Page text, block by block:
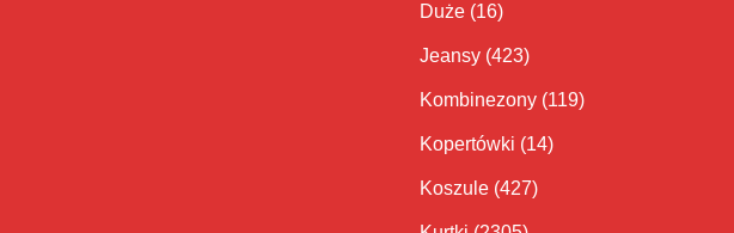
Duże (16)
Jeansy (423)
Kombinezony (119)
Kopertówki (14)
Koszule (427)